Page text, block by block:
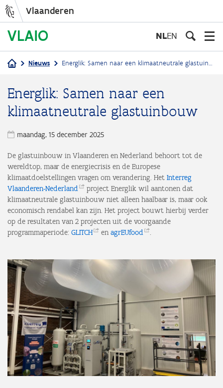
Vlaanderen
NLEN
Nieuws Energlik: Samen naar een klimaatneutrale glastuinbouw
Energlik: Samen naar een
klimaatneutrale glastuinbouw
maandag, 15 december 2025
De glastuinbouw in Vlaanderen en Nederland behoort tot de
wereldtop, maar de energiecrisis en de Europese
klimaatdoelstellingen vragen om verandering. Het Interreg
Vlaanderen-Nederland
project Energlik wil aantonen dat
klimaatneutrale glastuinbouw niet alleen haalbaar is, maar ook
economisch rendabel kan zijn. Het project bouwt hierbij verder
op de resultaten van 2 projecten uit de voorgaande
programmaperiode: GLITCH en agrEUfood .